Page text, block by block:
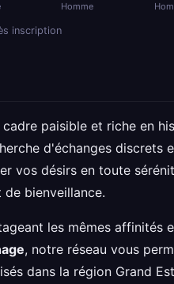
Homme
inscription
paisible et riche en
d'échanges discrets
vos désirs en toute
bienveillance.
les mêmes affinités
, notre réseau vous
dans la région Grand